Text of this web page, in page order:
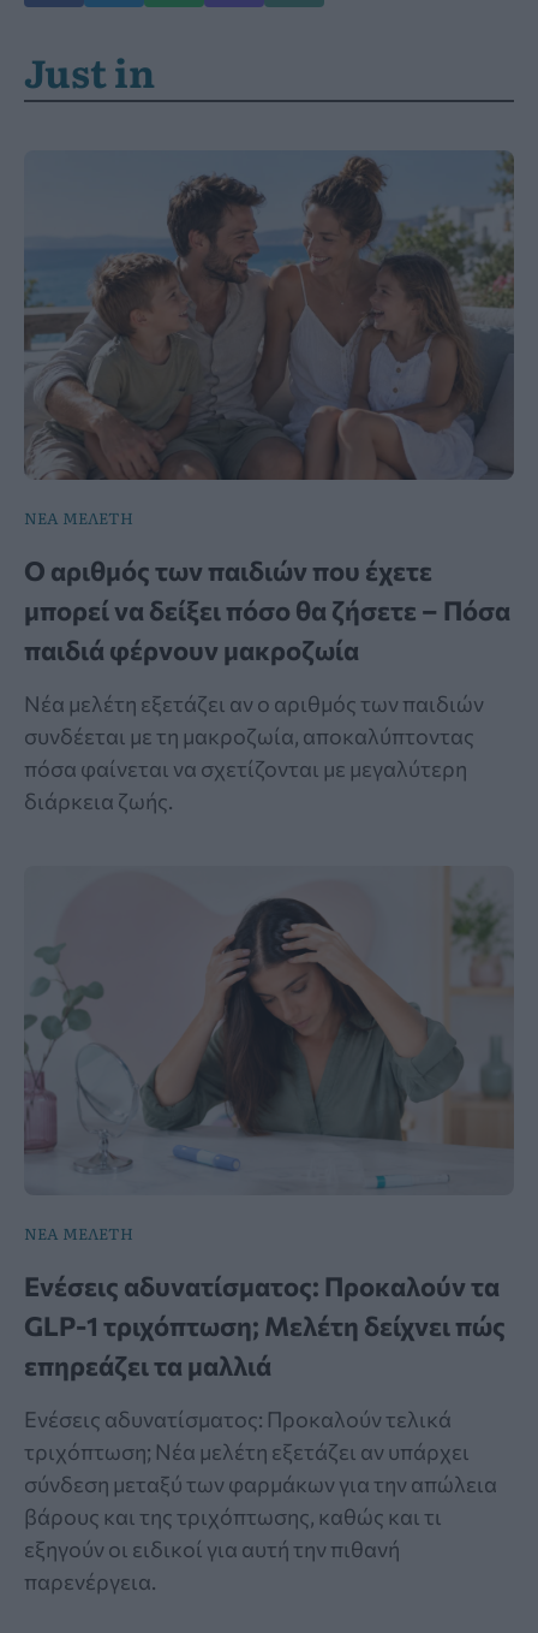
Just in
ΝΕΑ ΜΕΛΕΤΗ
Ο αριθμός των παιδιών που έχετε
μπορεί να δείξει πόσο θα ζήσετε – Πόσα
παιδιά φέρνουν μακροζωία
Νέα μελέτη εξετάζει αν ο αριθμός των παιδιών
συνδέεται με τη μακροζωία, αποκαλύπτοντας
πόσα φαίνεται να σχετίζονται με μεγαλύτερη
διάρκεια ζωής.
ΝΕΑ ΜΕΛΕΤΗ
Ενέσεις αδυνατίσματος: Προκαλούν τα
GLP-1 τριχόπτωση; Μελέτη δείχνει πώς
επηρεάζει τα μαλλιά
Ενέσεις αδυνατίσματος: Προκαλούν τελικά
τριχόπτωση; Νέα μελέτη εξετάζει αν υπάρχει
σύνδεση μεταξύ των φαρμάκων για την απώλεια
βάρους και της τριχόπτωσης, καθώς και τι
εξηγούν οι ειδικοί για αυτή την πιθανή
παρενέργεια.